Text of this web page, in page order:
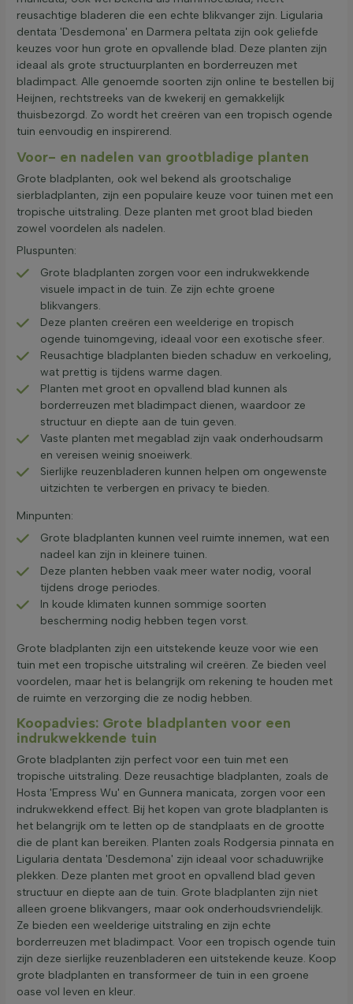
reusachtige bladeren die een echte blikvanger zijn. Ligularia
dentata 'Desdemona' en Darmera peltata zijn ook geliefde
keuzes voor hun grote en opvallende blad. Deze planten zijn
ideaal als grote structuurplanten en borderreuzen met
bladimpact. Alle genoemde soorten zijn online te bestellen bij
Heijnen, rechtstreeks van de kwekerij en gemakkelijk
thuisbezorgd. Zo wordt het creëren van een tropisch ogende
tuin eenvoudig en inspirerend.
Voor- en nadelen van grootbladige planten
Grote bladplanten, ook wel bekend als grootschalige
sierbladplanten, zijn een populaire keuze voor tuinen met een
tropische uitstraling. Deze planten met groot blad bieden
zowel voordelen als nadelen.
Pluspunten:
Grote bladplanten zorgen voor een indrukwekkende
visuele impact in de tuin. Ze zijn echte groene
blikvangers.
Deze planten creëren een weelderige en tropisch
ogende tuinomgeving, ideaal voor een exotische sfeer.
Reusachtige bladplanten bieden schaduw en verkoeling,
wat prettig is tijdens warme dagen.
Planten met groot en opvallend blad kunnen als
borderreuzen met bladimpact dienen, waardoor ze
structuur en diepte aan de tuin geven.
Vaste planten met megablad zijn vaak onderhoudsarm
en vereisen weinig snoeiwerk.
Sierlijke reuzenbladeren kunnen helpen om ongewenste
uitzichten te verbergen en privacy te bieden.
Minpunten:
Grote bladplanten kunnen veel ruimte innemen, wat een
nadeel kan zijn in kleinere tuinen.
Deze planten hebben vaak meer water nodig, vooral
tijdens droge periodes.
In koude klimaten kunnen sommige soorten
bescherming nodig hebben tegen vorst.
Grote bladplanten zijn een uitstekende keuze voor wie een
tuin met een tropische uitstraling wil creëren. Ze bieden veel
voordelen, maar het is belangrijk om rekening te houden met
de ruimte en verzorging die ze nodig hebben.
Koopadvies: Grote bladplanten voor een
indrukwekkende tuin
Grote bladplanten zijn perfect voor een tuin met een
tropische uitstraling. Deze reusachtige bladplanten, zoals de
Hosta 'Empress Wu' en Gunnera manicata, zorgen voor een
indrukwekkend effect. Bij het kopen van grote bladplanten is
het belangrijk om te letten op de standplaats en de grootte
die de plant kan bereiken. Planten zoals Rodgersia pinnata en
Ligularia dentata 'Desdemona' zijn ideaal voor schaduwrijke
plekken. Deze planten met groot en opvallend blad geven
structuur en diepte aan de tuin. Grote bladplanten zijn niet
alleen groene blikvangers, maar ook onderhoudsvriendelijk.
Ze bieden een weelderige uitstraling en zijn echte
borderreuzen met bladimpact. Voor een tropisch ogende tuin
zijn deze sierlijke reuzenbladeren een uitstekende keuze. Koop
grote bladplanten en transformeer de tuin in een groene
oase vol leven en kleur.